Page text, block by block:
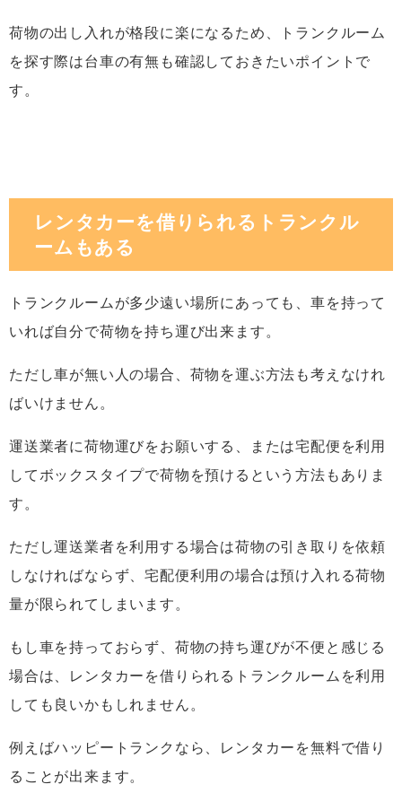
荷物の出し入れが格段に楽になるため、トランクルーム
を探す際は台車の有無も確認しておきたいポイントで
す。
レンタカーを借りられるトランクル
ームもある
トランクルームが多少遠い場所にあっても、車を持って
いれば自分で荷物を持ち運び出来ます。
ただし車が無い人の場合、荷物を運ぶ方法も考えなけれ
ばいけません。
運送業者に荷物運びをお願いする、または宅配便を利用
してボックスタイプで荷物を預けるという方法もありま
す。
ただし運送業者を利用する場合は荷物の引き取りを依頼
しなければならず、宅配便利用の場合は預け入れる荷物
量が限られてしまいます。
もし車を持っておらず、荷物の持ち運びが不便と感じる
場合は、レンタカーを借りられるトランクルームを利用
しても良いかもしれません。
例えばハッピートランクなら、レンタカーを無料で借り
ることが出来ます。